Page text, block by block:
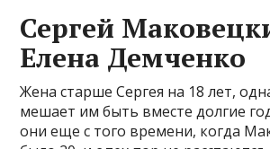
Сергей
Елена Демченко
Жена старше Сергея на 18 лет,
мешает им быть вместе долгие
они еще с того времени, когда